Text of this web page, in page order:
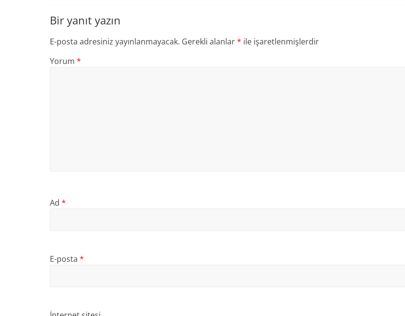
Bir yanıt yazın
E-posta adresiniz yayınlanmayacak. Gerekli alanlar* ile işaretlenmişlerdir
Yorum *
Ad *
E-posta *